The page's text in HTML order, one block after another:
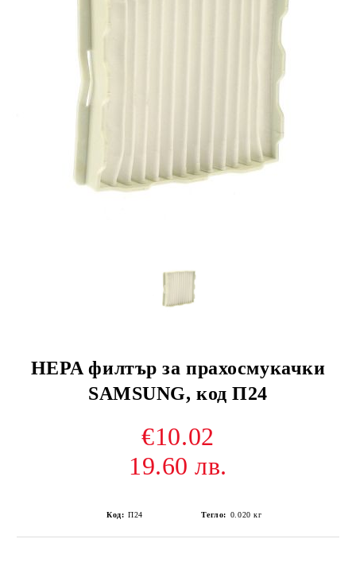
HEPA филтър за прахосмукачки
SAMSUNG, код П24
€10.02
19.60 лв.
Код: П24 Тегло: 0.020 кг